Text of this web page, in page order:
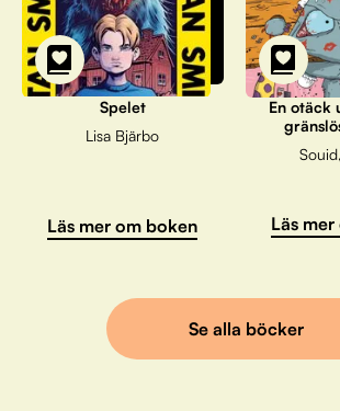
Spelet
Lisa Bjärbo
Läs mer om boken
En otäck
Läs
Se alla böcker